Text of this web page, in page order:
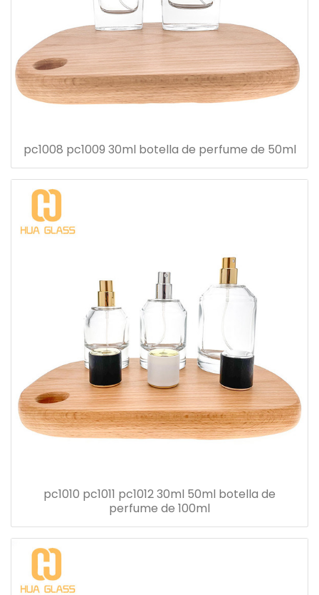
pc1008 pc1009 30ml botella de perfume de 50ml
pc1010 pc1011 pc1012 30ml 50ml botella de
perfume de 100ml